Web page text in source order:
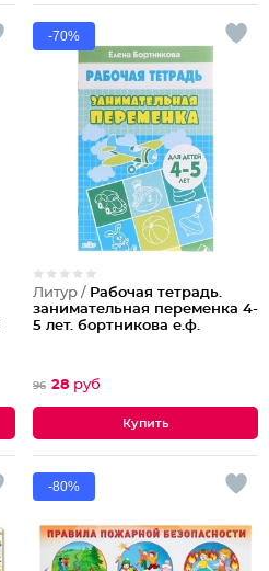
-70%
Литур / Рабочая тетрадь.
занимательная переменка 4-
5 лет. бортникова е.ф.
96 28 руб
-80%